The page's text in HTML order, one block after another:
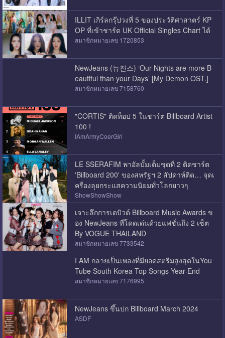
ILLIT เกิร์ลกรุ๊ปวงที่ 5 ของประวัติศาสาตร์ KP
OP ที่เข้าชาร์ต UK Official Singles Chart ได้
สมาชิกหมายเลข 1720853
NewJeans (뉴진스) ‘Our Nights are more B
eautiful than your Days’ [My Demon OST.]
สมาชิกหมายเลข 7158760
"CORTIS" ติดท็อป 5 ในชาร์ต Billboard Artist
100 !
IAmArmyCoerGirl
LE SSERAFIM พาอัลบั้มเต็มชุดที่ 2 ติดชาร์ต
'Billboard 200' ของสหรัฐฯ 2 สัปดาห์ติด… จุดเ
ครื่องลุยกระแสความนิยมทั่วโลกยาวๆ
ShowShowShow
เจาะลึกการเดบิวต์ Billboard Music Awards ข
อง NewJeans ที่โดดเด่นด้วยแฟชั่นถึง 2 เซ็ต
By VOGUE THAILAND
สมาชิกหมายเลข 7733542
I AM กลายเป็นเพลงที่มียอดสตรีมสูงสุดในYou
Tube South Korea Top Songs Year-End
สมาชิกหมายเลข 7176995
NewJeans ขึ้นปก Billboard March 2024
ASDF